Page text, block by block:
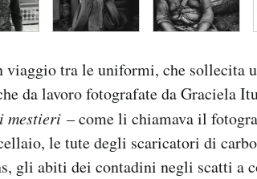
viaggio tra le uniformi, che sollecita
da lavoro fotografate da Graciela
mestieri – come li chiamava il
le tute degli scaricatori di
gli abiti dei contadini negli scatti a